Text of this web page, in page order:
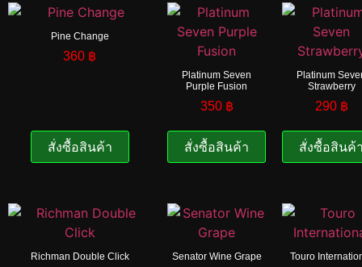
Pine Change
360 ฿
สั่งซื้อสินค้า
Platinum Seven
Purple Fusion
350 ฿
สั่งซื้อสินค้า
Platinum
Strawberry
290 ฿
สั่งซื้อสินค้
Richman Double Click Senator Wine Grape Touro